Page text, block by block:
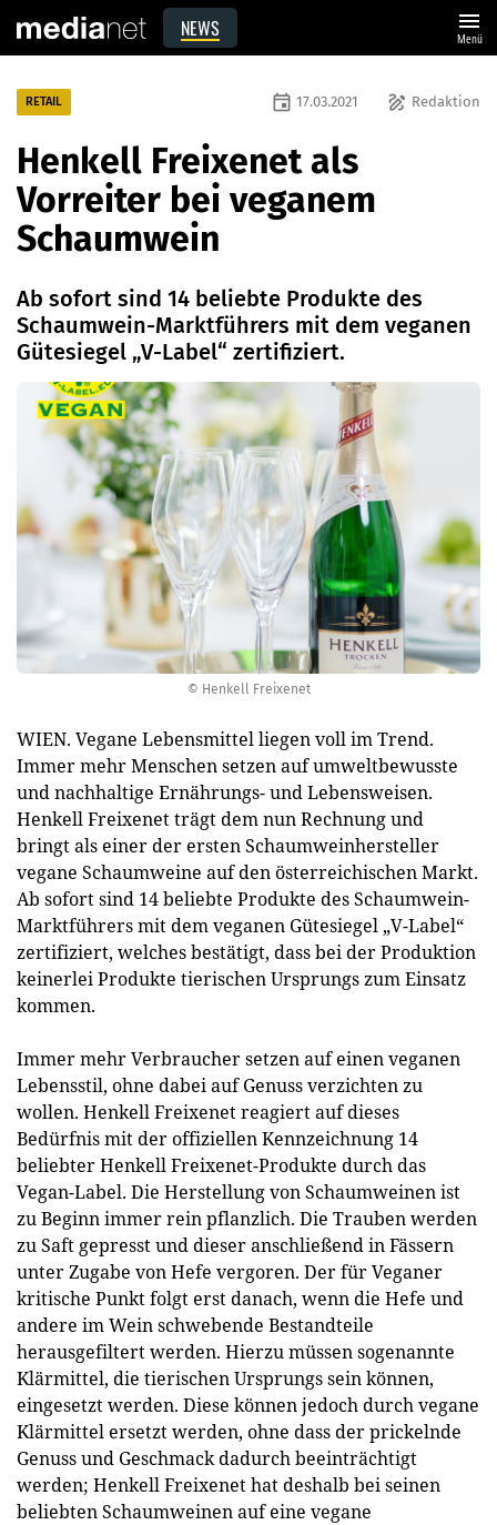
NEWS menu
Menü
© Henkell Freixenet
RETAIL draw Redaktion
event 17.03.2021
Henkell Freixenet als
Vorreiter bei veganem
Schaumwein
Ab sofort sind 14 beliebte Produkte des
Schaumwein-Marktführers mit dem veganen
Gütesiegel „V-Label“ zertifiziert.
WIEN. Vegane Lebensmittel liegen voll im Trend.
Immer mehr Menschen setzen auf umweltbewusste
und nachhaltige Ernährungs- und Lebensweisen.
Henkell Freixenet trägt dem nun Rechnung und
bringt als einer der ersten Schaumweinhersteller
vegane Schaumweine auf den österreichischen Markt.
Ab sofort sind 14 beliebte Produkte des Schaumwein-
Marktführers mit dem veganen Gütesiegel „V-Label“
zertifiziert, welches bestätigt, dass bei der Produktion
keinerlei Produkte tierischen Ursprungs zum Einsatz
kommen.
Immer mehr Verbraucher setzen auf einen veganen
Lebensstil, ohne dabei auf Genuss verzichten zu
wollen. Henkell Freixenet reagiert auf dieses
Bedürfnis mit der offiziellen Kennzeichnung 14
beliebter Henkell Freixenet-Produkte durch das
Vegan-Label. Die Herstellung von Schaumweinen ist
zu Beginn immer rein pflanzlich. Die Trauben werden
zu Saft gepresst und dieser anschließend in Fässern
unter Zugabe von Hefe vergoren. Der für Veganer
kritische Punkt folgt erst danach, wenn die Hefe und
andere im Wein schwebende Bestandteile
herausgefiltert werden. Hierzu müssen sogenannte
Klärmittel, die tierischen Ursprungs sein können,
eingesetzt werden. Diese können jedoch durch vegane
Klärmittel ersetzt werden, ohne dass der prickelnde
Genuss und Geschmack dadurch beeinträchtigt
werden; Henkell Freixenet hat deshalb bei seinen
beliebten Schaumweinen auf eine vegane